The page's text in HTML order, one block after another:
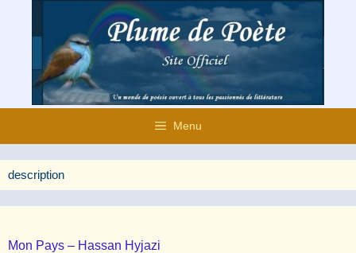
contenu
Menu
description
Mon Pays – Hassan Hyjazi